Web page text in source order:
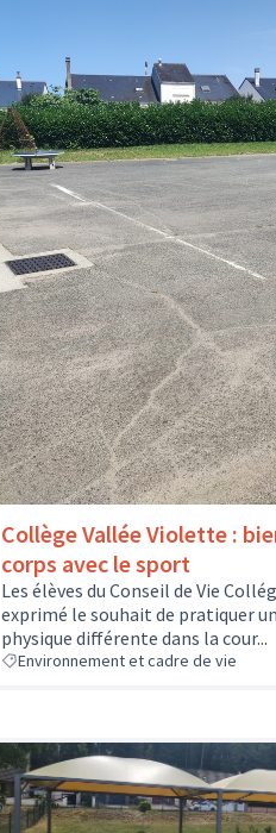
Collège Vallée Violette :
corps avec le sport
Les élèves du Conseil de Vie
exprimé le souhait de pratiquer
physique différente dans la cour...
Environnement et cadre de vie